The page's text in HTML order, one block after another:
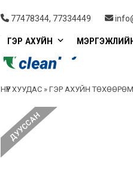
77478344, 77334449
ГЭР АХУЙН
НҮҮР ХУУДАС »ГЭР АХУЙН
ДУУССАН